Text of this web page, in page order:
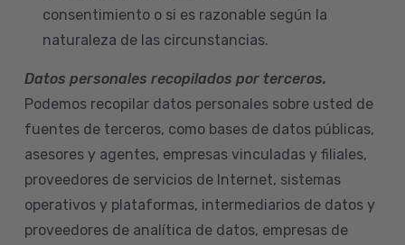
consentimiento o si es razonable según la
naturaleza de las circunstancias.
Datos personales recopilados por terceros.
Podemos recopilar datos personales sobre usted de
fuentes de terceros, como bases de datos públicas,
asesores y agentes, empresas vinculadas y filiales,
proveedores de servicios de Internet, sistemas
operativos y plataformas, intermediarios de datos y
proveedores de analítica de datos, empresas de